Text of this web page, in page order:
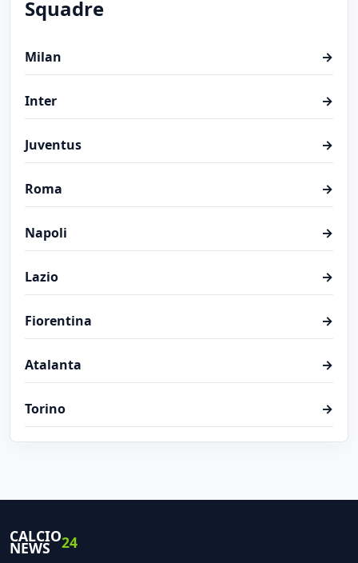
Squadre
Milan →
Inter →
Juventus →
Roma →
Napoli →
Lazio →
Fiorentina →
Atalanta →
Torino →
CALCIO
NEWS 24